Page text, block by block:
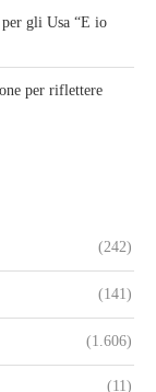
gli Usa “E io
per riflettere
(242)
(141)
(1.606)
(11)